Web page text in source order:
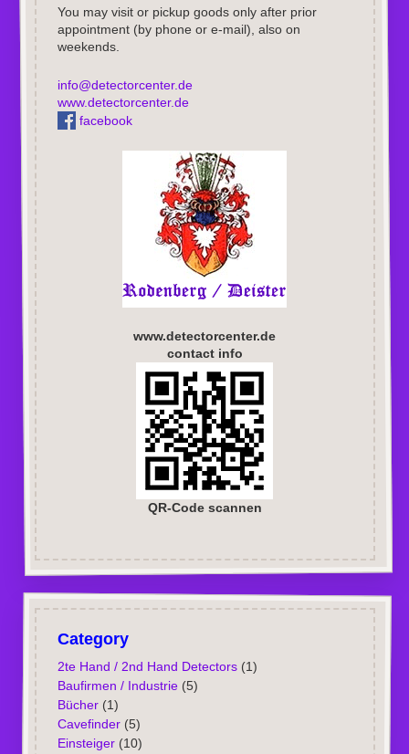
You may visit or pickup goods only after prior
appointment (by phone or e-mail), also on
weekends.
info@detectorcenter.de
www.detectorcenter.de
facebook
www.detectorcenter.de
contact info
QR-Code scannen
Category
2te Hand / 2nd Hand Detectors(1)
Baufirmen / Industrie(5)
Bücher(1)
Cavefinder(5)
Einsteiger(10)